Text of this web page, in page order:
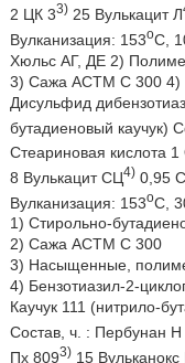
2 ЦК 33)25 Вулькацит Л
Вулканизация: 153оС,
Хюльс АГ, ДЕ 2)
3) Сажа АСТМ С 300 4)
Дисульфид
бутадиеновый каучук)
Стеариновая кислота
8 Вулькацит СЦ4)0,95
Вулканизация: 153оС,
1) Стирольно-
2) Сажа АСТМ С 300
3) Насыщенные,
4) Бензотиазил-2-
Каучук 111 (нитрило-
Состав, ч. : Пербунан Н
Пх 8093)15